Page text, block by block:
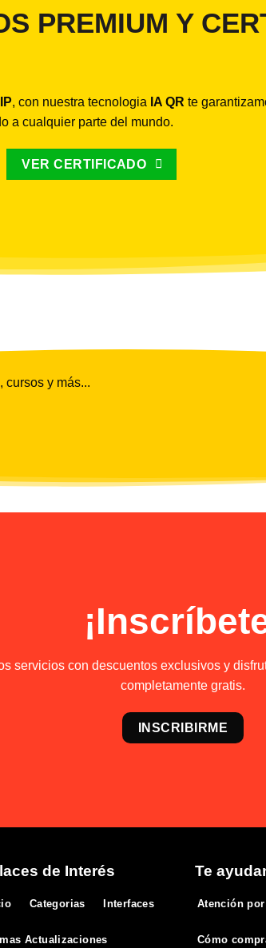
PREMIUM Y
, con nuestra tecnologia IA QR te
a cualquier parte del mundo.
VER CERTIFICADO
cursos y más...
servicios con descuentos exclusivos y
completamente gratis.
INSCRIBIRME
de Interés
Categorias Interfaces
Actualizaciones
Te
Atención
Cómo